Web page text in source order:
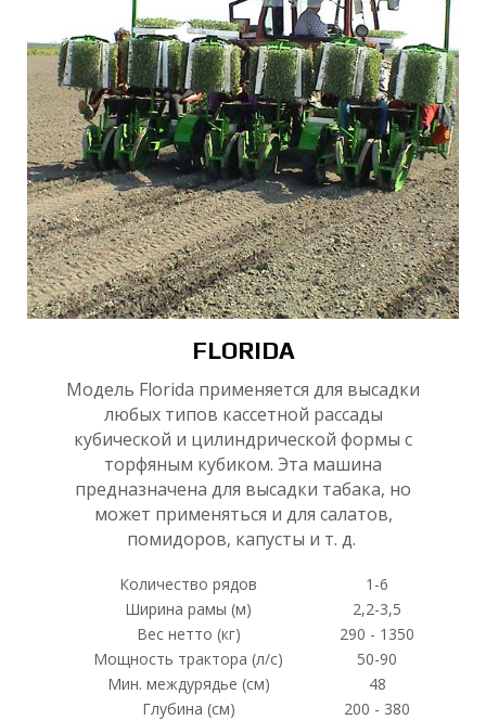
Л
Ь
FLORIDA
Модель Florida применяется для высадки
любых типов кассетной рассады
кубической и цилиндрической формы с
торфяным кубиком. Эта машина
предназначена для высадки табака, но
может применяться и для салатов,
помидоров, капусты и т. д.
Количество рядов
1-6
Ширина рамы (м)
2,2-3,5
Вес нетто (кг)
290 - 1350
Мощность трактора (л/с)
50-90
Мин. междурядье (см)
48
Глубина (см)
200 - 380